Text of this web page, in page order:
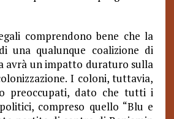
comprendono bene che la
una qualunque coalizione di
avrà un impatto duraturo sulla
I coloni, tuttavia,
preoccupati, dato che tutti i
compreso quello “Blu e